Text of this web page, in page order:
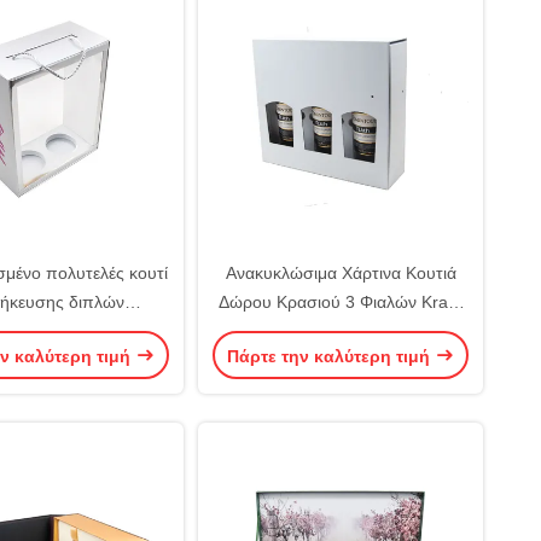
πολυτελές κουτί
διπλών
για κρασί ουίσκι και
σαμπάνια
καλύτερη τιμή
Ανακυκλώσιμα Χάρτινα Κουτιά
Δώρου Κρασιού 3 Φιαλών Kraft,
Προσαρμόσιμα, από Κυματοειδές
Χαρτόνι
Πάρτε την καλύτερη τιμή